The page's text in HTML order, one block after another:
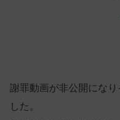
謝罪動画が非公開にな
した。